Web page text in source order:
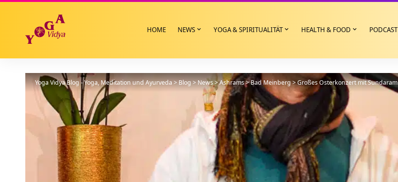
HOME NEWS YOGA & SPIRITUALITÄT HEALTH & FOOD PODCAST
Yoga Vidya Blog - Yoga, Meditation und Ayurveda>Blog>News>Ashrams>Bad Meinberg>Großes Osterkonzert mit Sundaram